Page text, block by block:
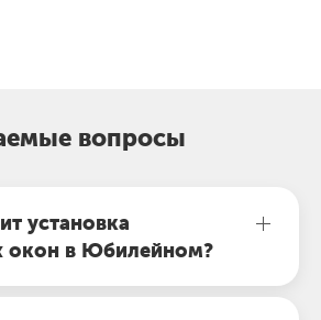
вопросы
установка
окон в Юбилейном?